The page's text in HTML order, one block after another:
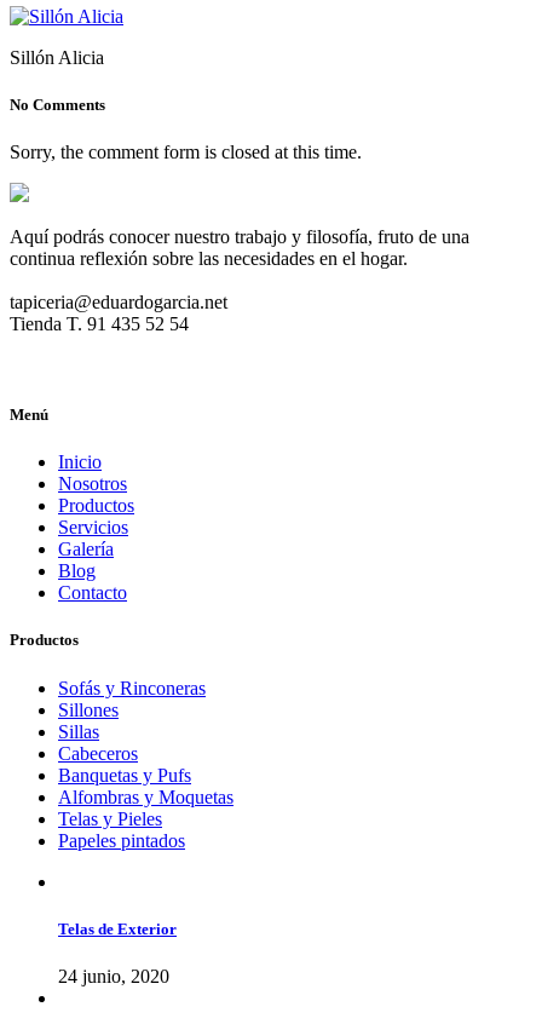
Sillón Alicia
No Comments
Sorry, the comment form is closed at this time.
Aquí podrás conocer nuestro trabajo y filosofía, fruto de una
continua reflexión sobre las necesidades en el hogar.
tapiceria@eduardogarcia.net
Tienda T. 91 435 52 54
Menú
Inicio
Nosotros
Productos
Servicios
Galería
Blog
Contacto
Productos
Sofás y Rinconeras
Sillones
Sillas
Cabeceros
Banquetas y Pufs
Alfombras y Moquetas
Telas y Pieles
Papeles pintados
Telas de Exterior
24 junio, 2020